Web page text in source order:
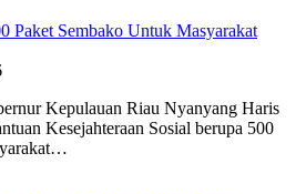
Paket Sembako Untuk Masyarakat
Kepulauan Riau Nyanyang Haris
Kesejahteraan Sosial berupa 500